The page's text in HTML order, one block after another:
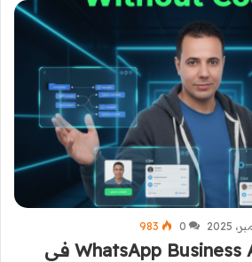
0
983
أفضل منصة WhatsApp Business API في